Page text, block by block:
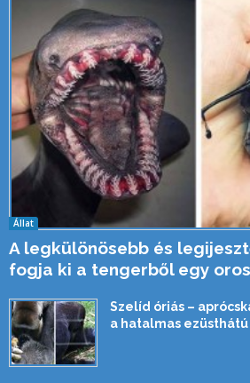
Állat
A legkülönösebb és
fogja ki a tengerből egy
Szelíd óriás –
a hatalmas ezüsthátú